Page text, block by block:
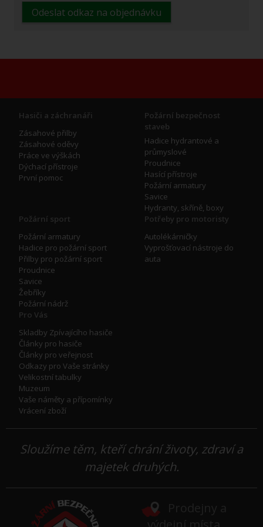
Odeslat odkaz na objednávku
Hasiči a záchranáři
Zásahové přilby
Zásahové oděvy
Práce ve výškách
Dýchací přístroje
První pomoc
Požární bezpečnost
staveb
Hadice hydrantové a
průmyslové
Proudnice
Hasící přístroje
Požární armatury
Savice
Hydranty, skříně, boxy
Požární sport
Požární armatury
Hadice pro požární sport
Přilby pro požární sport
Proudnice
Savice
Žebříky
Požární nádrž
Potřeby pro motoristy
Autolékárničky
Vyprošťovací nástroje do
auta
Pro Vás
Skladby Zpívajícího hasiče
Články pro hasiče
Články pro veřejnost
Odkazy pro Vaše stránky
Velikostní tabulky
Muzeum
Vaše náměty a přípomínky
Vrácení zboží
Sloužíme těm, kteří chrání životy, zdraví a
majetek druhých.